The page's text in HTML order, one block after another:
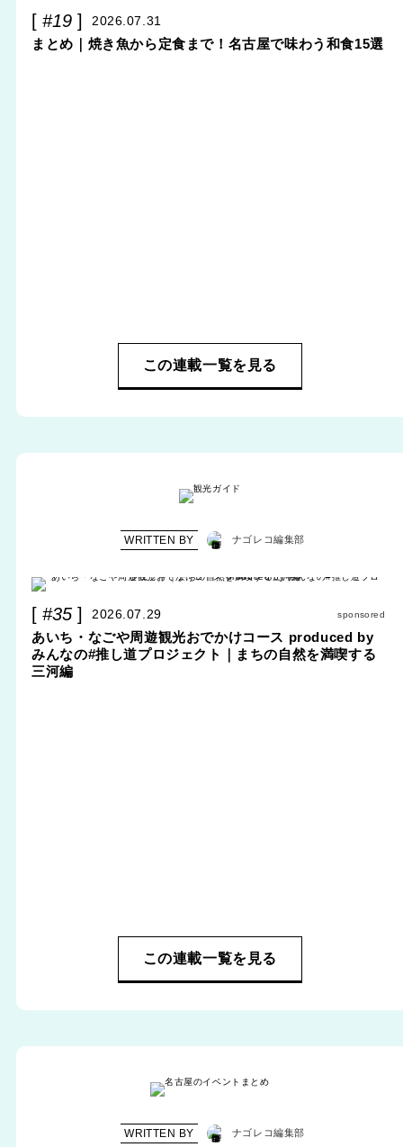
#19 2026.07.31
まとめ｜焼き魚から定食まで！名古屋で味わう和食15選
この連載一覧を見る
WRITTEN BY ナゴレコ編集部
#35 2026.07.29 sponsored
あいち・なごや周遊観光おでかけコース produced by
みんなの#推し道プロジェクト｜まちの自然を満喫する
三河編
この連載一覧を見る
WRITTEN BY ナゴレコ編集部